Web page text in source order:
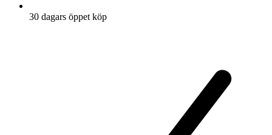
30 dagars öppet köp